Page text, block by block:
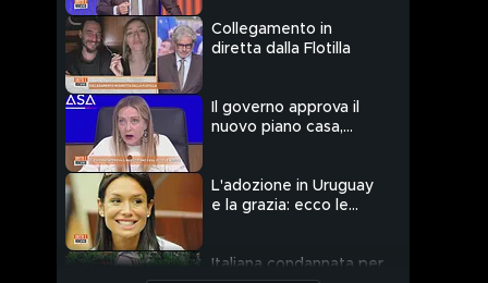
Collegamento in
diretta dalla Flotilla
Il governo approva il
nuovo piano casa,
L'adozione in Uruguay
e la grazia: ecco le
Italiana condannata per